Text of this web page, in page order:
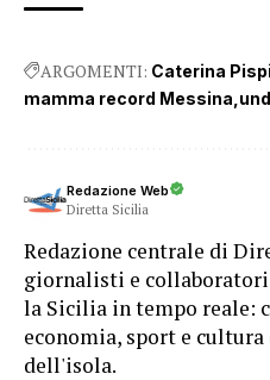
ARGOMENTI: Caterina
mamma record Messina
Redazione Web
Diretta Sicilia
Redazione centrale di
giornalisti e
la Sicilia in tempo reale:
economia, sport e
dell'isola.